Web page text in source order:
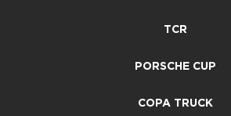
TCR
PORSCHE CUP
COPA TRUCK